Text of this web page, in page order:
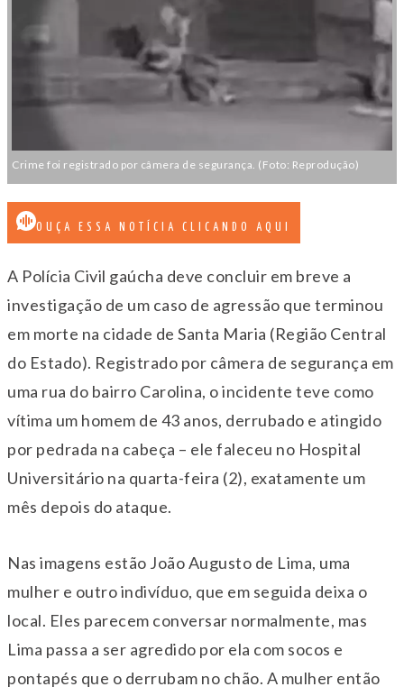
Crime foi registrado por câmera de segurança. (Foto: Reprodução)
OUÇA ESSA NOTÍCIA CLICANDO AQUI
A Polícia Civil gaúcha deve concluir em breve a
investigação de um caso de agressão que terminou
em morte na cidade de Santa Maria (Região Central
do Estado). Registrado por câmera de segurança em
uma rua do bairro Carolina, o incidente teve como
vítima um homem de 43 anos, derrubado e atingido
por pedrada na cabeça – ele faleceu no Hospital
Universitário na quarta-feira (2), exatamente um
mês depois do ataque.
Nas imagens estão João Augusto de Lima, uma
mulher e outro indivíduo, que em seguida deixa o
local. Eles parecem conversar normalmente, mas
Lima passa a ser agredido por ela com socos e
pontapés que o derrubam no chão. A mulher então